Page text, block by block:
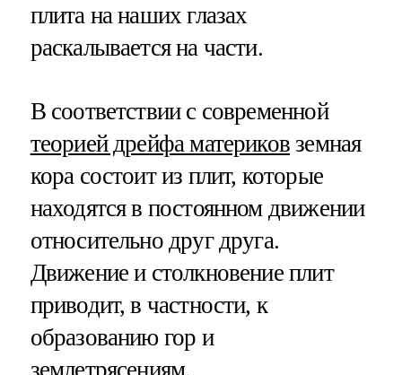
плита на наших глазах
раскалывается на части.
В соответствии с современной
теорией дрейфа материков земная
кора состоит из плит, которые
находятся в постоянном движении
относительно друг друга.
Движение и столкновение плит
приводит, в частности, к
образованию гор и
землетрясениям.